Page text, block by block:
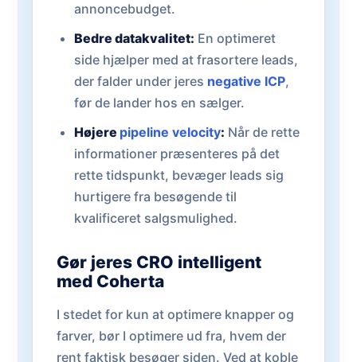
annoncebudget.
Bedre datakvalitet: En optimeret
side hjælper med at frasortere leads,
der falder under jeres negative ICP,
før de lander hos en sælger.
Højere pipeline velocity: Når de rette
informationer præsenteres på det
rette tidspunkt, bevæger leads sig
hurtigere fra besøgende til
kvalificeret salgsmulighed.
Gør jeres CRO intelligent
med Coherta
I stedet for kun at optimere knapper og
farver, bør I optimere ud fra, hvem der
rent faktisk besøger siden. Ved at koble